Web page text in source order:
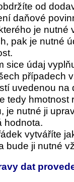
od
daňové
je nutné
pak je nutné
sice údaj
případech
uvedenou
tedy hmotnost
je nutné ji
hodnota.
vytváříte
bude ji nutné
dat